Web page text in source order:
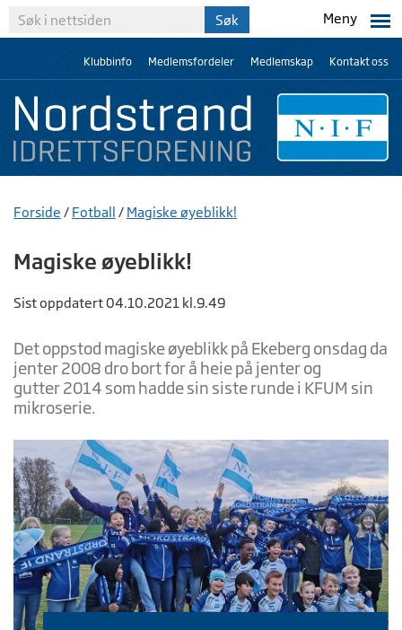
Meny
Klubbinfo Medlemsfordeler Medlemskap Kontakt oss
Forside / Fotball / Magiske øyeblikk!
Magiske øyeblikk!
Sist oppdatert 04.10.2021 kl.9.49
Det oppstod magiske øyeblikk på Ekeberg onsdag da
jenter 2008 dro bort for å heie på jenter og
gutter 2014 som hadde sin siste runde i KFUM sin
mikroserie.